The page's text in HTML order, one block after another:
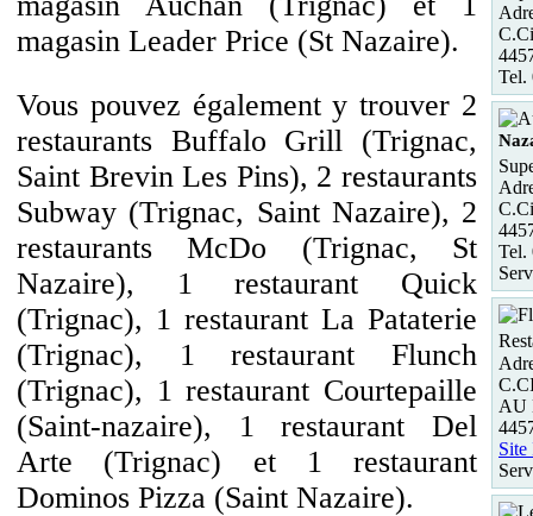
magasin Leader Price (St Nazaire).
Vous pouvez également y trouver 2
restaurants Buffalo Grill (Trignac,
Saint Brevin Les Pins), 2 restaurants
Subway (Trignac, Saint Nazaire), 2
restaurants McDo (Trignac, St
Nazaire), 1 restaurant Quick
(Trignac), 1 restaurant La Pataterie
(Trignac), 1 restaurant Flunch
(Trignac), 1 restaurant Courtepaille
(Saint-nazaire), 1 restaurant Del
Arte (Trignac) et 1 restaurant
Dominos Pizza (Saint Nazaire).
Tel.
Tel.
AU
Site